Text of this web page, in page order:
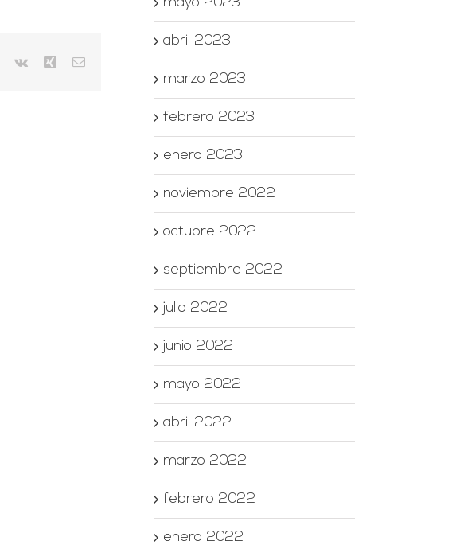
Pinterest
Vk Xing Correo
abril 2023
marzo 2023
febrero 2023
enero 2023
noviembre 2022
octubre 2022
septiembre 2022
julio 2022
junio 2022
mayo 2022
abril 2022
marzo 2022
febrero 2022
enero 2022